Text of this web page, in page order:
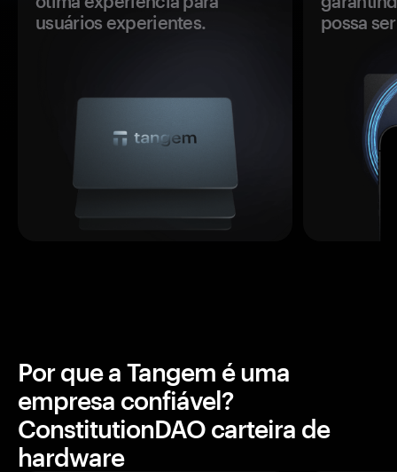
usuários experientes.
possa
Por que a Tangem é uma
empresa confiável?
ConstitutionDAO carteira de
hardware